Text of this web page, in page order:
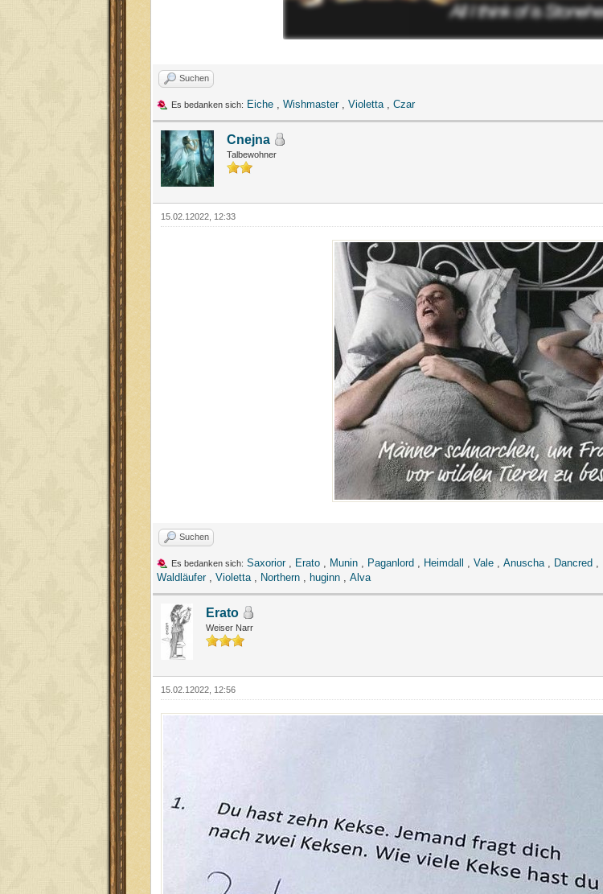
Suchen
Es bedanken sich: Eiche Wishmaster, Violetta Czar
Cnejna
Talbewohner
15.02.12022, 12:33
Suchen
Es bedanken sich: Saxorior, Erato Munin Paganlord Heimdall Vale Anuscha Dancred
Waldläufer, Violetta Northern huginn Alva
Erato
Weiser Narr
15.02.12022, 12:56